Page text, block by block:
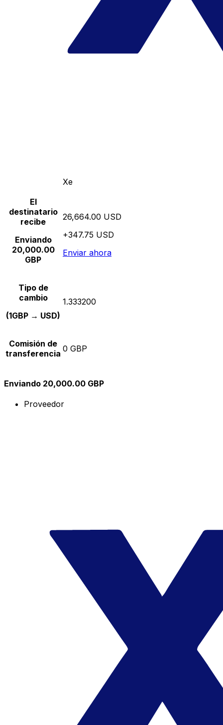
Xe
El
destinatario
recibe
Enviando
20,000.00
GBP
26,664.00 USD
+347.75 USD
Enviar ahora
Tipo de
cambio
(1GBP → USD)
1.333200
Comisión de
transferencia 0 GBP
Enviando 20,000.00 GBP
Proveedor